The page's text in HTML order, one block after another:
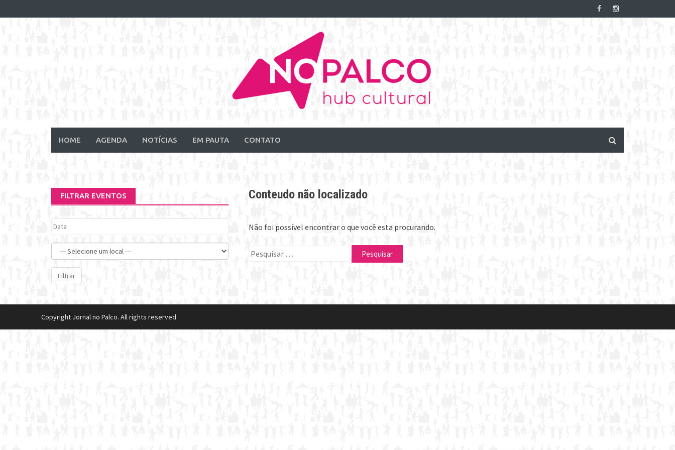
to
HOME AGENDA NOTÍCIAS EM PAUTA CONTATO
FILTRAR EVENTOS
Filtrar
Conteudo não localizado
Não foi possível encontrar o que você esta procurando.
Pesquisar
Copyright Jornal no Palco. All rights reserved